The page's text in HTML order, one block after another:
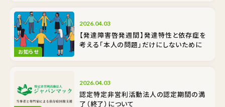
お知らせ
2026.04.03
【発達障害啓発週間】発達特性と依存症を
考える――「本人の問題」だけにしないために
2026.04.03
認定特定非営利活動法人の認定期間の満
了（終了）について